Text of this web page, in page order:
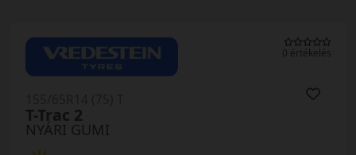
0 értékelés
NYÁRI GUMI
T-Trac 2